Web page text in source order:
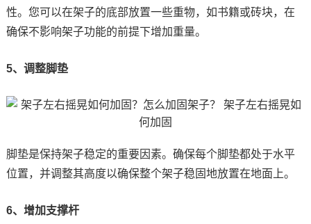
性。您可以在架子的底部放置一些重物，如书籍或砖块，在
确保不影响架子功能的前提下增加重量。
5、调整脚垫
脚垫是保持架子稳定的重要因素。确保每个脚垫都处于水平
位置，并调整其高度以确保整个架子稳固地放置在地面上。
6、增加支撑杆